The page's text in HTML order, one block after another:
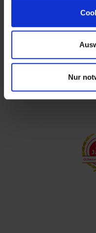
Nur
finanzieller
Wien.